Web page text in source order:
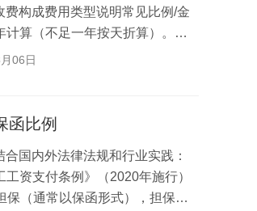
构成费用类型说明常见比例/金
算（不足一年按天折算）。
06日
函比例
国内外法律法规和行业实践：
资支付条例》（2020年施行）
（通常以保函形式），担保金